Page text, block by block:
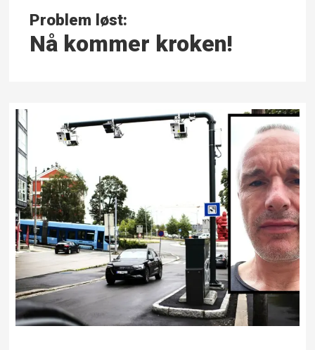
Problem løst:
Nå kommer kroken!